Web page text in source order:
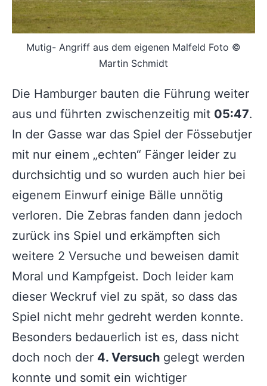
Mutig- Angriff aus dem eigenen Malfeld Foto ©
Martin Schmidt
Die Hamburger bauten die Führung weiter
aus und führten zwischenzeitig mit 05:47.
In der Gasse war das Spiel der Fössebutjer
mit nur einem „echten“ Fänger leider zu
durchsichtig und so wurden auch hier bei
eigenem Einwurf einige Bälle unnötig
verloren. Die Zebras fanden dann jedoch
zurück ins Spiel und erkämpften sich
weitere 2 Versuche und beweisen damit
Moral und Kampfgeist. Doch leider kam
dieser Weckruf viel zu spät, so dass das
Spiel nicht mehr gedreht werden konnte.
Besonders bedauerlich ist es, dass nicht
doch noch der 4. Versuch gelegt werden
konnte und somit ein wichtiger